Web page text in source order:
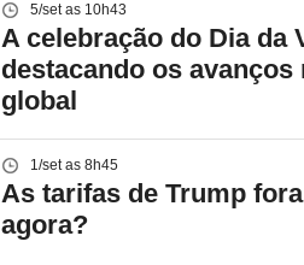
5/set as 10h43
A celebração do Dia da
destacando os
global
1/set as 8h45
As tarifas de Trump
agora?